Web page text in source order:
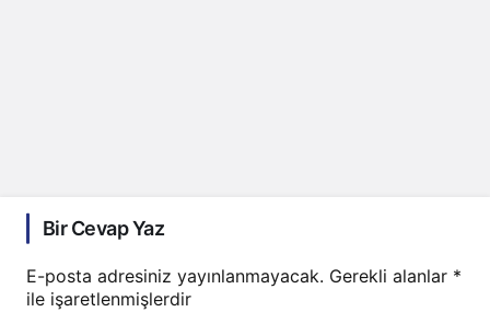
Bir Cevap Yaz
E-posta adresiniz yayınlanmayacak. Gerekli alanlar *
ile işaretlenmişlerdir